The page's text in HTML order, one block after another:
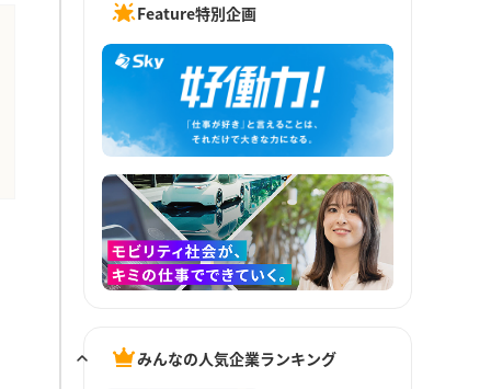
Feature特別企画
みんなの人気企業ランキング